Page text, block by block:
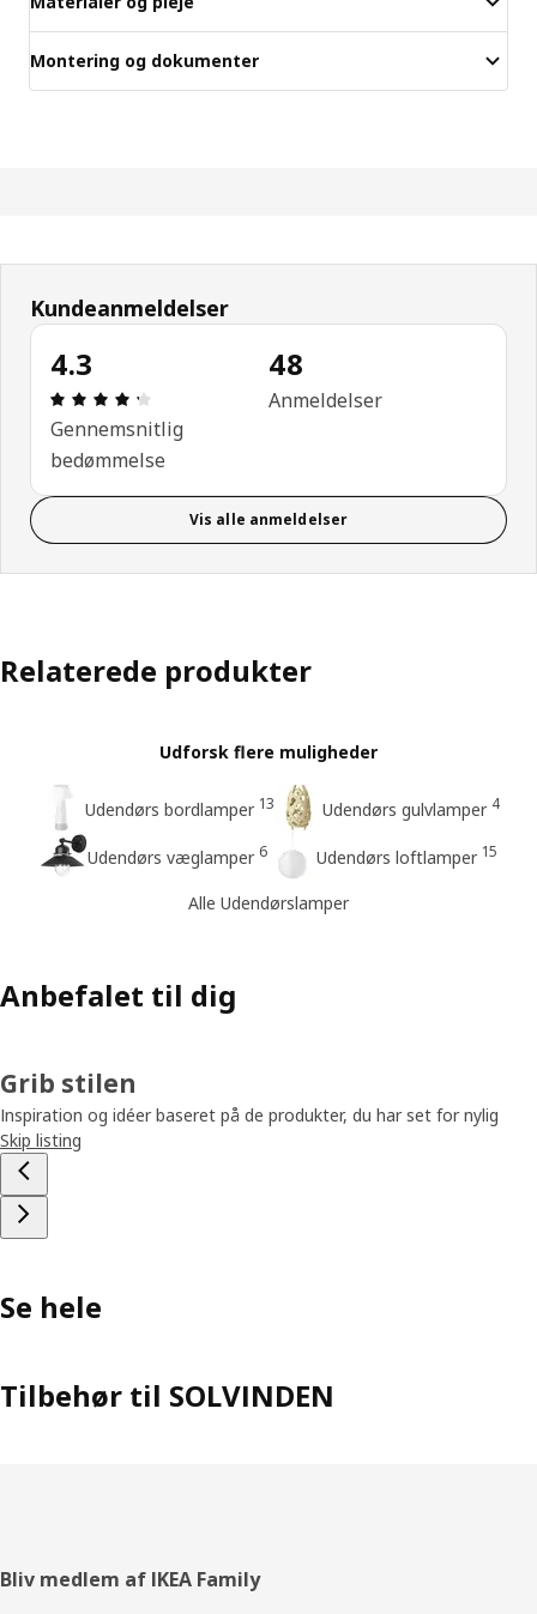
Montering og dokumenter
Kundeanmeldelser
4.3
Anmeldelse: 4.3 Ud af 5 Stjerner. Anmeldelser i
Gennemsnitlig
bedømmelse
48
Anmeldelser
Vis alle anmeldelser
Relaterede produkter
Udforsk flere muligheder
Udendørs bordlamper 13 Udendørs gulvlamper 4
Udendørs væglamper 6 Udendørs loftlamper 15
Alle Udendørslamper
Anbefalet til dig
Grib stilen
Inspiration og idéer baseret på de produkter, du har set for nylig
Skip listing
Se hele
Tilbehør til SOLVINDEN
Footer
Bliv medlem af IKEA Family